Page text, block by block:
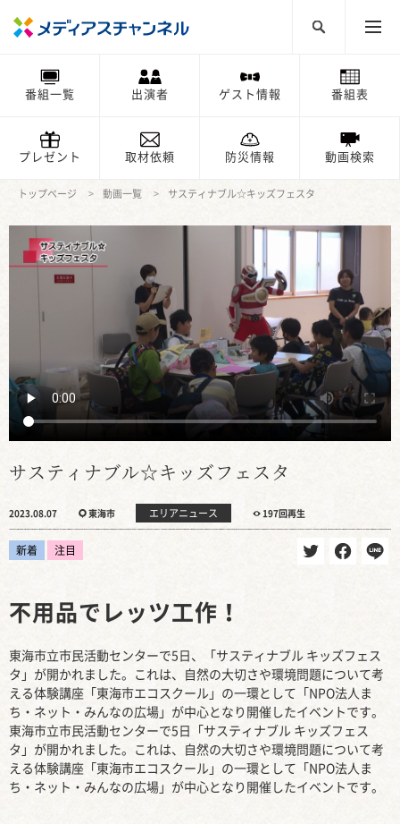
番組一覧 出演者 ゲスト情報 番組表
プレゼント 取材依頼 防災情報 動画検索
トップページ 動画一覧 サスティナブル☆キッズフェスタ
サスティナブル☆キッズフェスタ
2023.08.07 東海市 エリアニュース 197回再生
新着 注目
不用品でレッツ工作！
東海市立市民活動センターで5日、「サスティナブル キッズフェス
タ」が開かれました。これは、自然の大切さや環境問題について考
える体験講座「東海市エコスクール」の一環として「NPO法人ま
ち・ネット・みんなの広場」が中心となり開催したイベントです。
東海市立市民活動センターで5日「サスティナブル キッズフェス
タ」が開かれました。これは、自然の大切さや環境問題について考
える体験講座「東海市エコスクール」の一環として「NPO法人ま
ち・ネット・みんなの広場」が中心となり開催したイベントです。